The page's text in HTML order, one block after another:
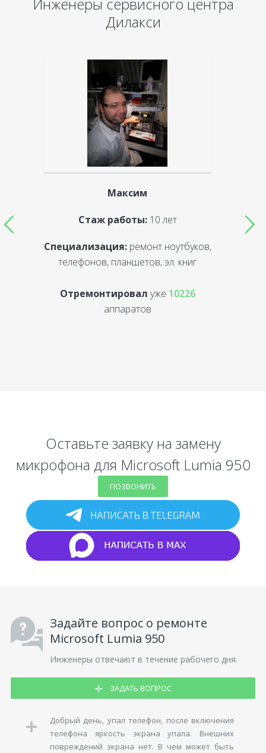
Дилакси
Максим
Стаж работы:10 лет
Специализация:ремонт ноутбуков,
телефонов, планшетов, эл. книг
Отремонтировал уже 10226
аппаратов
Оставьте заявку на замену
микрофона для Microsoft Lumia 950
ПОЗВОНИТЬ
Задайте вопрос о ремонте
Microsoft Lumia 950
Инженеры отвечают в течение рабочего дня.
ЗАДАТЬ ВОПРОС
Добрый день, упал телефон, после включения
телефона яркость экрана упала. Внешних
повреждений экрана нет. В чем может быть